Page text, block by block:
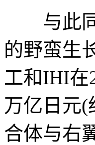
与此同
的野蛮生
工和IHI在
万亿日元(
合体与右